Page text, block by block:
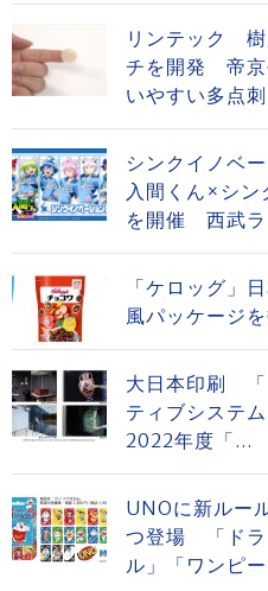
リンテック 樹
チを開発 帝京
いやすい多点
シンクイノベ
入間くん×シン
を開催 西武
「ケロッグ」
風パッケージ
大日本印刷 「
ティブシステ
2022年度「...
UNOに新ルー
つ登場 「ドラ
ル」「ワンピ